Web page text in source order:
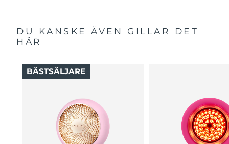
DU KANSKE ÄVEN GILLAR DET
HÄR
BÄSTSÄLJARE